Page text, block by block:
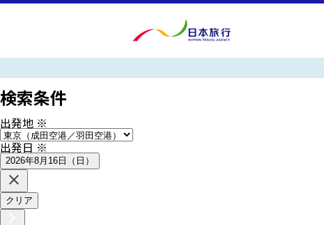
検索条件
出発地 ※
出発日※
2026年8月16日（日）
クリア